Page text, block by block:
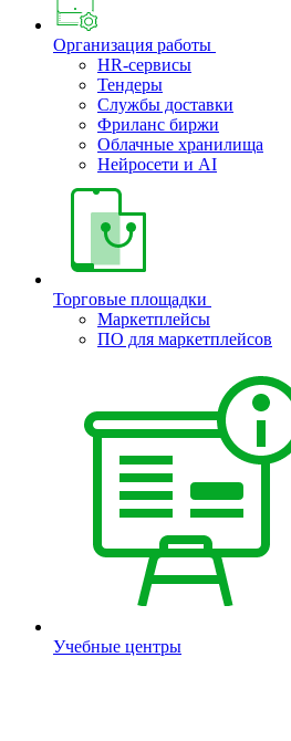
Организация работы
HR-сервисы
Тендеры
Службы доставки
Фриланс биржи
Облачные хранилища
Нейросети и AI
Торговые площадки
Маркетплейсы
ПО для маркетплейсов
Учебные центры